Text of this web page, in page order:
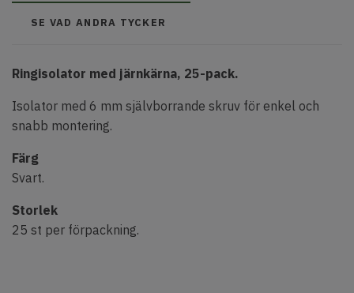
SE VAD ANDRA TYCKER
Ringisolator med järnkärna, 25-pack.
Isolator med 6 mm självborrande skruv för enkel och
snabb montering.
Färg
Svart.
Storlek
25 st per förpackning.